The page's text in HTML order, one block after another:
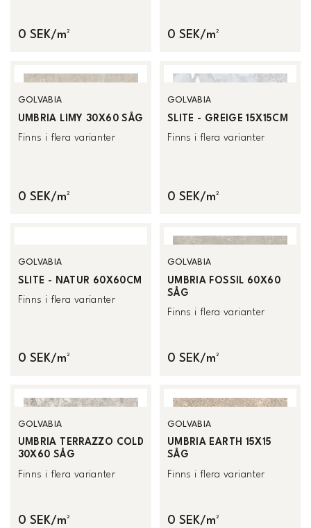
0 SEK/m² 0 SEK/m²
GOLVABIA
UMBRIA LIMY 30X60 SÅG
Finns i flera varianter
0 SEK/m²
GOLVABIA
SLITE - GREIGE 15X15CM
Finns i flera varianter
0 SEK/m²
GOLVABIA
SLITE - NATUR 60X60CM
Finns i flera varianter
0 SEK/m²
GOLVABIA
UMBRIA FOSSIL 60X60
SÅG
Finns i flera varianter
0 SEK/m²
GOLVABIA
UMBRIA TERRAZZO COLD
30X60 SÅG
Finns i flera varianter
0 SEK/m²
GOLVABIA
UMBRIA EARTH 15X15
SÅG
Finns i flera varianter
0 SEK/m²